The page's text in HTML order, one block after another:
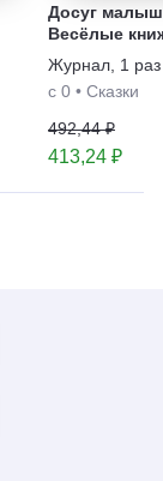
Досуг
Весёлые
малыша и
Серия книг
Журнал 1
с 0 • Сказки
492,44 ₽
413,24 ₽